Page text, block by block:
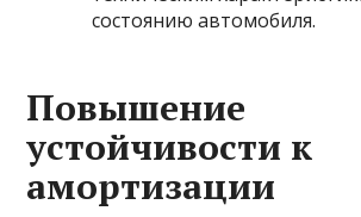
состоянию автомобиля.
Повышение
устойчивости к
амортизации